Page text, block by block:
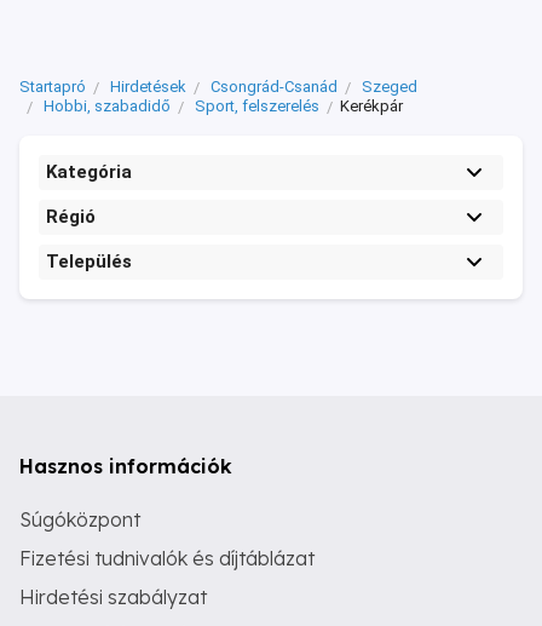
Startapró Hirdetések Csongrád-Csanád
Szeged
Hobbi, szabadidő
Sport, felszerelés Kerékpár
Kategória
Régió
Település
Hasznos információk
Súgóközpont
Fizetési tudnivalók és díjtáblázat
Hirdetési szabályzat